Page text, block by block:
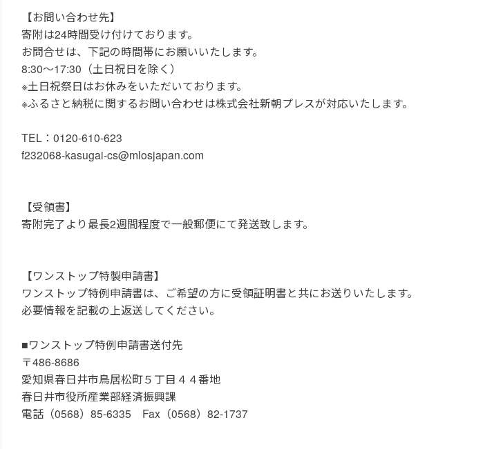
【お問い合わせ先】
寄附は24時間受け付けております。
お問合せは、下記の時間帯にお願いいたします。
8:30～17:30（土日祝日を除く）
※土日祝祭日はお休みをいただいております。
※ふるさと納税に関するお問い合わせは株式会社新朝プレスが対応いたします。
TEL：0120-610-623
f232068-kasugai-cs@mlosjapan.com
【受領書】
寄附完了より最長2週間程度で一般郵便にて発送致します。
【ワンストップ特製申請書】
ワンストップ特例申請書は、ご希望の方に受領証明書と共にお送りいたします。
必要情報を記載の上返送してください。
■ワンストップ特例申請書送付先
〒486-8686
愛知県春日井市鳥居松町５丁目４４番地
春日井市役所産業部経済振興課
電話（0568）85-6335 Fax（0568）82-1737